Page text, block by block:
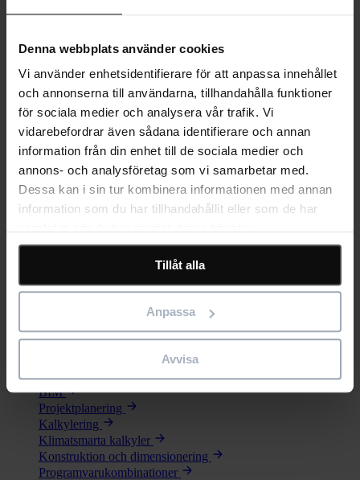
Denna webbplats använder cookies
Vi använder enhetsidentifierare för att anpassa innehållet
och annonserna till användarna, tillhandahålla funktioner
för sociala medier och analysera vår trafik. Vi
vidarebefordrar även sådana identifierare och annan
information från din enhet till de sociala medier och
annons- och analysföretag som vi samarbetar med.
Dessa kan i sin tur kombinera informationen med annan
information som du har tillhandahållit eller som de har
Tillåt alla
Anpassa
Avvisa
Allmänna villkor Integritetspolicy Cookiepolicy
An error has occurred, please try again later.
Programvaror
Populära programvaror
Bidcon
Byggbranschens kalkylprogram för projekt av alla storlekar.
CAD/CAM programvara för design och tillverkning av
Effektiv dimensionering av balkar, pelare och laskförband i trä
och stål.
Lösningar
BIM
Projektplanering
Kalkylering
Klimatsmarta kalkyler
Konstruktion och dimensionering
Programvarukombinationer